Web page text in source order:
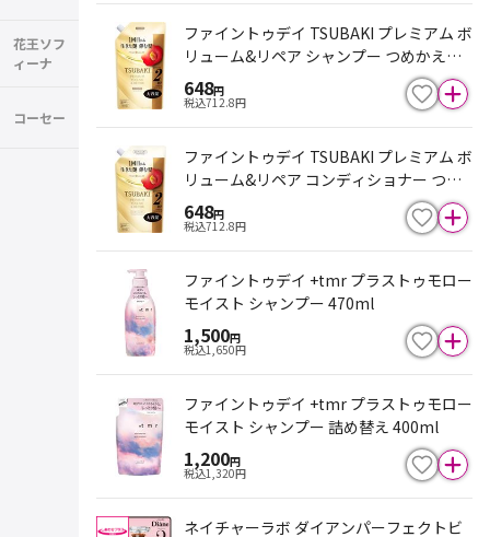
花王ソフ
ィーナ
コーセー
ファイントゥデイ TSUBAKI プレミアム ボ
リューム&リペア シャンプー つめかえ用
大容量 600mL
648円
税込712.8円
ファイントゥデイ TSUBAKI プレミアム ボ
リューム&リペア コンディショナー つめ
かえ用 大容量 600mL
648円
税込712.8円
ファイントゥデイ +tmr プラストゥモロー
モイスト シャンプー 470ml
1,500円
税込1,650円
ファイントゥデイ +tmr プラストゥモロー
モイスト シャンプー 詰め替え 400ml
1,200円
税込1,320円
ネイチャーラボ ダイアンパーフェクトビ